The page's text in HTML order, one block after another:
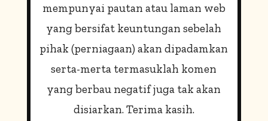
mempunyai pautan atau laman web
yang bersifat keuntungan sebelah
pihak (perniagaan) akan dipadamkan
serta-merta termasuklah komen
yang berbau negatif juga tak akan
disiarkan. Terima kasih.